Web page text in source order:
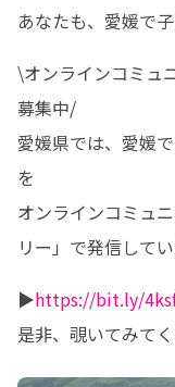
あなたも、愛媛で
\オンラインコミュ
募集中/
愛媛県では、愛媛
を
オンラインコミュ
リー」で発信してい
▶︎https://bit.ly/
是非、覗いてみて